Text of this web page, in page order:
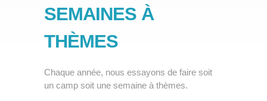
Partenaires
Nos classes»
Spectacles et camps
Travaux de nos élèves
SEMAINES À
THÈMES
Chaque année, nous essayons de faire soit
un camp soit une semaine à thèmes.